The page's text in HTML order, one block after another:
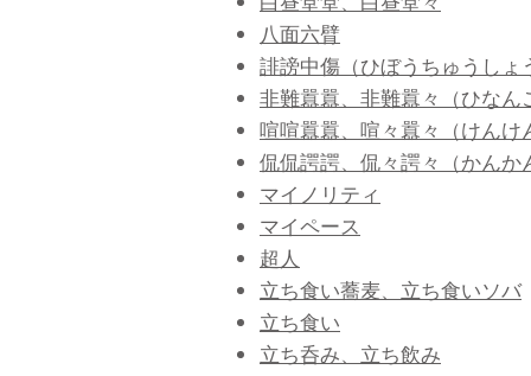
八面六臂
誹謗中傷（ひぼうちゅうしょ
非難囂囂、非難囂々（ひなん
喧喧囂囂、喧々囂々（けんけ
侃侃諤諤、侃々諤々（かんか
マイノリティ
マイペース
超人
立ち食い蕎麦、立ち食いソバ
立ち食い
立ち呑み、立ち飲み